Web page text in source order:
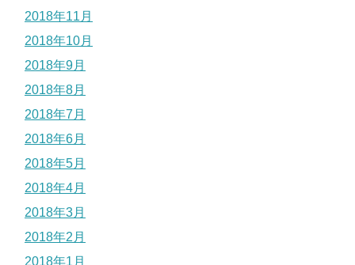
2018年11月
2018年10月
2018年9月
2018年8月
2018年7月
2018年6月
2018年5月
2018年4月
2018年3月
2018年2月
2018年1月